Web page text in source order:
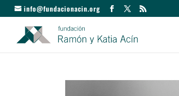
info@fundacionacin.org